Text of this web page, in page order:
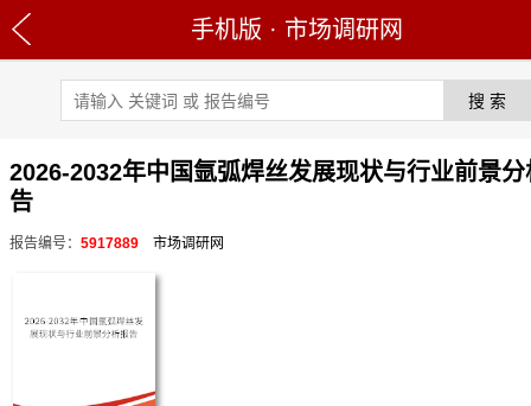
手机版 · 市场调研网
2026-2032年中国氩弧焊丝发展现状与行业前景分
告
报告编号： 5917889 市场调研网